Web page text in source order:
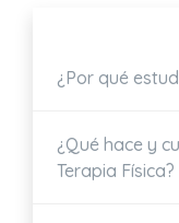
¿Por qué
¿Qué hace y
Terapia Física?